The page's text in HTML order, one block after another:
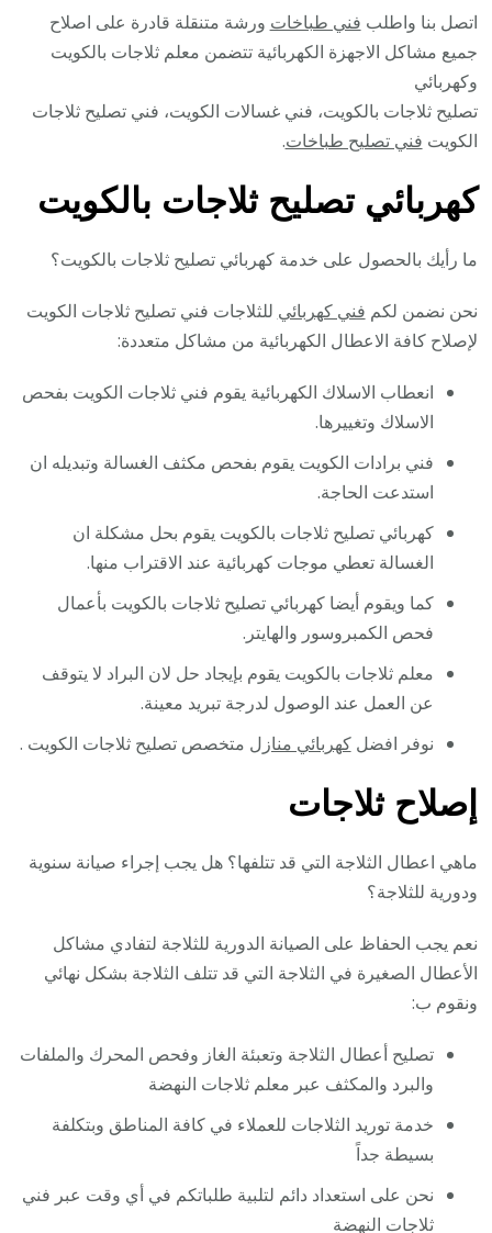
اتصل بنا واطلب فني طباخات ورشة متنقلة قادرة على اصلاح
جميع مشاكل الاجهزة الكهربائية تتضمن معلم ثلاجات بالكويت
وكهربائي
تصليح ثلاجات بالكويت، فني غسالات الكويت، فني تصليح ثلاجات
الكويت فني تصليح طباخات.
كهربائي تصليح ثلاجات بالكويت
ما رأيك بالحصول على خدمة كهربائي تصليح ثلاجات بالكويت؟
نحن نضمن لكم فني كهربائي للثلاجات فني تصليح ثلاجات الكويت
لإصلاح كافة الاعطال الكهربائية من مشاكل متعددة:
انعطاب الاسلاك الكهربائية يقوم فني ثلاجات الكويت بفحص
الاسلاك وتغييرها.
فني برادات الكويت يقوم بفحص مكثف الغسالة وتبديله ان
استدعت الحاجة.
كهربائي تصليح ثلاجات بالكويت يقوم بحل مشكلة ان
الغسالة تعطي موجات كهربائية عند الاقتراب منها.
كما ويقوم أيضا كهربائي تصليح ثلاجات بالكويت بأعمال
فحص الكمبروسور والهايتر.
معلم ثلاجات بالكويت يقوم بإيجاد حل لان البراد لا يتوقف
عن العمل عند الوصول لدرجة تبريد معينة.
نوفر افضلكهربائي منازل متخصص تصليح ثلاجات الكويت .
إصلاح ثلاجات
ماهي اعطال الثلاجة التي قد تتلفها؟ هل يجب إجراء صيانة سنوية
ودورية للثلاجة؟
نعم يجب الحفاظ على الصيانة الدورية للثلاجة لتفادي مشاكل
الأعطال الصغيرة في الثلاجة التي قد تتلف الثلاجة بشكل نهائي
ونقوم ب:
تصليح أعطال الثلاجة وتعبئة الغاز وفحص المحرك والملفات
والبرد والمكثف عبر معلم ثلاجات النهضة
خدمة توريد الثلاجات للعملاء في كافة المناطق وبتكلفة
بسيطة جداً
نحن على استعداد دائم لتلبية طلباتكم في أي وقت عبر فني
ثلاجات النهضة